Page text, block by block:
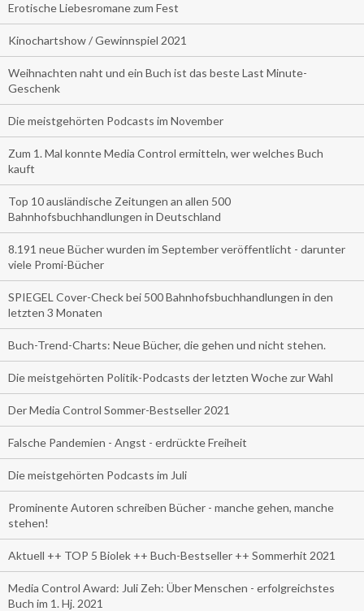
Erotische Liebesromane zum Fest
Kinochartshow / Gewinnspiel 2021
Weihnachten naht und ein Buch ist das beste Last Minute-
Geschenk
Die meistgehörten Podcasts im November
Zum 1. Mal konnte Media Control ermitteln, wer welches Buch
kauft
Top 10 ausländische Zeitungen an allen 500
Bahnhofsbuchhandlungen in Deutschland
8.191 neue Bücher wurden im September veröffentlicht - darunter
viele Promi-Bücher
SPIEGEL Cover-Check bei 500 Bahnhofsbuchhandlungen in den
letzten 3 Monaten
Buch-Trend-Charts: Neue Bücher, die gehen und nicht stehen.
Die meistgehörten Politik-Podcasts der letzten Woche zur Wahl
Der Media Control Sommer-Bestseller 2021
Falsche Pandemien - Angst - erdrückte Freiheit
Die meistgehörten Podcasts im Juli
Prominente Autoren schreiben Bücher - manche gehen, manche
stehen!
Aktuell ++ TOP 5 Biolek ++ Buch-Bestseller ++ Sommerhit 2021
Media Control Award: Juli Zeh: Über Menschen - erfolgreichstes
Buch im 1. Hj. 2021